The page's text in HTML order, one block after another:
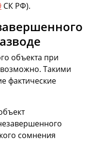
СК РФ).
объекта при
Такими
фактические
сомнения